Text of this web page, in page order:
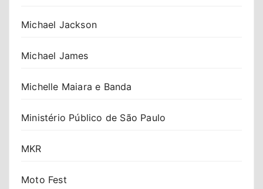
Michael Jackson
Michael James
Michelle Maiara e Banda
Ministério Público de São Paulo
MKR
Moto Fest